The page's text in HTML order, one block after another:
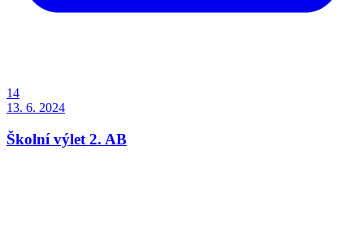
14
13. 6. 2024
Školní výlet 2. AB